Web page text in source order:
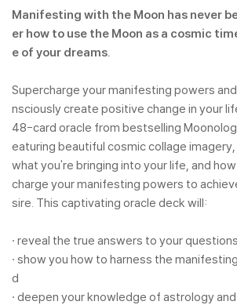
Manifesting with the Moon has never
er how to use the Moon as a cosmic
e of your dreams.
Supercharge your manifesting powers
nsciously create positive change in your
48-card oracle from bestselling
eaturing beautiful cosmic collage
what you're bringing into your life, and
charge your manifesting powers to
sire. This captivating oracle deck will:
· reveal the true answers to your questions
· show you how to harness the
d
· deepen your knowledge of astrology